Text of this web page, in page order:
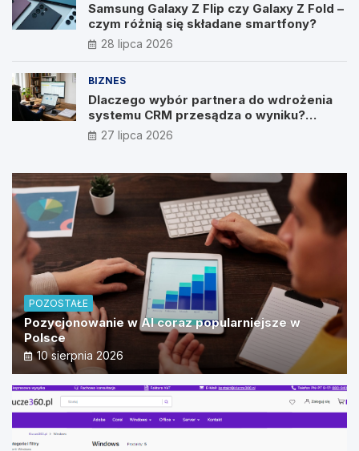
Samsung Galaxy Z Flip czy Galaxy Z Fold –
czym różnią się składane smartfony?
28 lipca 2026
BIZNES
Dlaczego wybór partnera do wdrożenia
systemu CRM przesądza o wyniku?
Wywiad z Pawłem Prymakowskim, CEO IT
Vision
27 lipca 2026
POZOSTAŁE
Pozycjonowanie w AI coraz popularniejsze w
Polsce
10 sierpnia 2026